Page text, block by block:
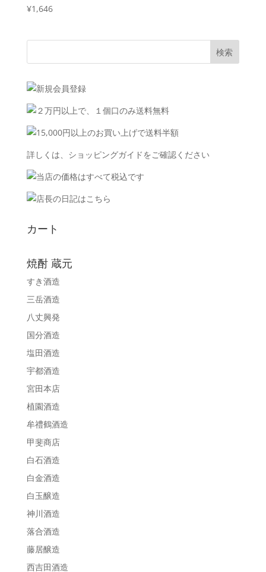
¥1,646
詳しくは、 ショッピングガイドをご確認ください
カート
焼酎 蔵元
すき酒造
三岳酒造
八丈興発
国分酒造
塩田酒造
宇都酒造
宮田本店
植園酒造
牟禮鶴酒造
甲斐商店
白石酒造
白金酒造
白玉醸造
神川酒造
落合酒造
藤居醸造
西吉田酒造